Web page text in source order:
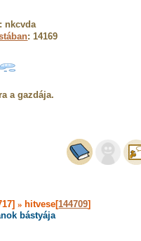
nkcvda
: 14169
a gazdája.
» hitvese[144709]
bástyája